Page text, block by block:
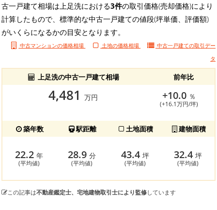
古一戸建て相場は上足洗における3件の取引価格(売却価格)により
計算したもので、標準的な中古一戸建ての値段(坪単価、評価額)
がいくらになるかの目安となります。
中古マンションの価格相場 土地の価格相場 中古一戸建ての取引デー
タ
上足洗の中古一戸建て相場 前年比
4,481 万円 +10.0 ％
(+16.1万円/坪)
築年数 駅距離 土地面積 建物面積
22.2 年
(平均値)
28.9分
(平均値)
43.4 坪
(平均値)
32.4坪
(平均値)
この記事は不動産鑑定士、宅地建物取引士により監修しています